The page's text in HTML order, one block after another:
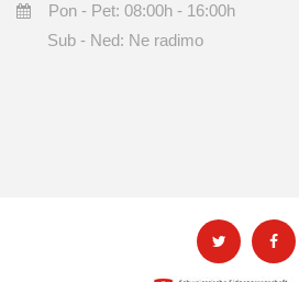
Pon - Pet: 08:00h - 16:00h
Sub - Ned: Ne radimo